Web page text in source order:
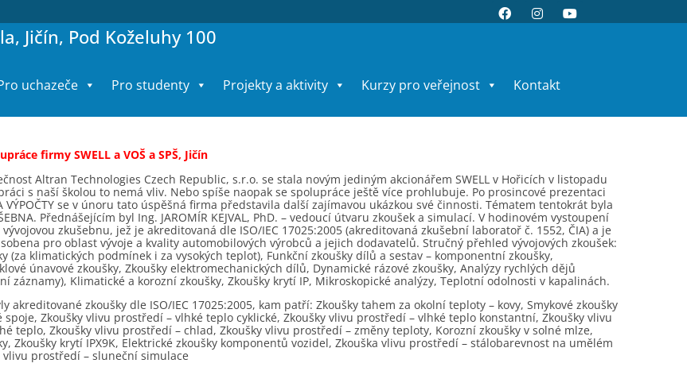
Jičín, Pod Koželuhy 100
uchazeče Pro studenty Projekty a aktivity Kurzy pro veřejnost Kontakt
firmy SWELL a VOŠ a SPŠ, Jičín
Altran Technologies Czech Republic, s.r.o. se stala novým jediným akcionářem SWELL v Hořicích v listopadu
s naší školou to nemá vliv. Nebo spíše naopak se spolupráce ještě více prohlubuje. Po prosincové prezentaci
A VÝPOČTY se v únoru tato úspěšná firma představila další zajímavou ukázkou své činnosti. Tématem tentokrát byla
Přednášejícím byl Ing. JAROMÍR KEJVAL, PhD. – vedoucí útvaru zkoušek a simulací. V hodinovém vystoupení
zkušebnu, jež je akreditovaná dle ISO/IEC 17025:2005 (akreditovaná zkušební laboratoř č. 1552, ČIA) a je
pro oblast vývoje a kvality automobilových výrobců a jejich dodavatelů. Stručný přehled vývojových zkoušek:
(za klimatických podmínek i za vysokých teplot), Funkční zkoušky dílů a sestav – komponentní zkoušky,
únavové zkoušky, Zkoušky elektromechanických dílů, Dynamické rázové zkoušky, Analýzy rychlých dějů
záznamy), Klimatické a korozní zkoušky, Zkoušky krytí IP, Mikroskopické analýzy, Teplotní odolnosti v kapalinách.
akreditované zkoušky dle ISO/IEC 17025:2005, kam patří: Zkoušky tahem za okolní teploty – kovy, Smykové zkoušky
spoje, Zkoušky vlivu prostředí – vlhké teplo cyklické, Zkoušky vlivu prostředí – vlhké teplo konstantní, Zkoušky vlivu
teplo, Zkoušky vlivu prostředí – chlad, Zkoušky vlivu prostředí – změny teploty, Korozní zkoušky v solné mlze,
Zkoušky krytí IPX9K, Elektrické zkoušky komponentů vozidel, Zkouška vlivu prostředí – stálobarevnost na umělém
vlivu prostředí – sluneční simulace